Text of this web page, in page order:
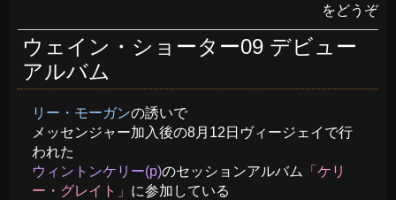
をどうぞ
ウェイン・ショーター09 デビュー
アルバム
リー・モーガンの誘いで
メッセンジャー加入後の8月12日ヴィージェイで行
われた
ウィントンケリー(p)のセッションアルバム
「ケリ
ー・グレイト」 に参加している